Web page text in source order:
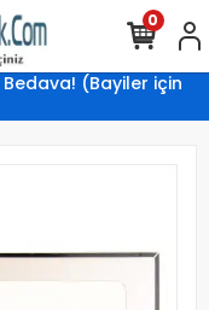
Bedava! (Bayiler için
0